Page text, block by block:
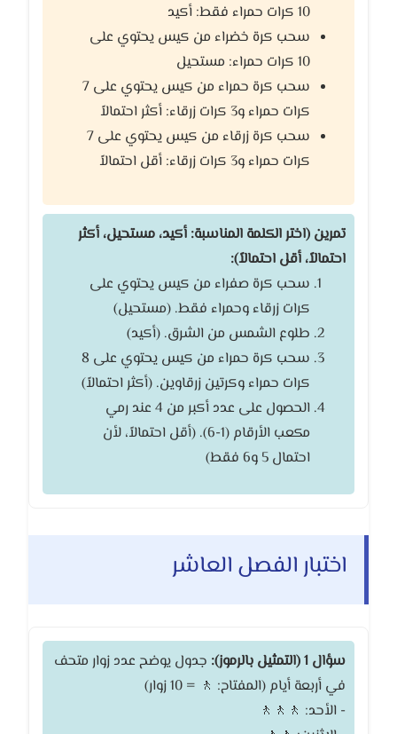
10 كرات حمراء فقط: أكيد
سحب كرة خضراء من كيس يحتوي على
10 كرات حمراء: مستحيل
سحب كرة حمراء من كيس يحتوي على 7
كرات حمراء و3 كرات زرقاء: أكثر احتمالاً
سحب كرة زرقاء من كيس يحتوي على 7
كرات حمراء و3 كرات زرقاء: أقل احتمالاً
تمرين (اختر الكلمة المناسبة: أكيد، مستحيل، أكثر
احتمالاً، أقل احتمالاً):
سحب كرة صفراء من كيس يحتوي على
كرات زرقاء وحمراء فقط. (مستحيل)
طلوع الشمس من الشرق. (أكيد)
سحب كرة حمراء من كيس يحتوي على 8
كرات حمراء وكرتين زرقاوين. (أكثر احتمالاً)
الحصول على عدد أكبر من 4 عند رمي
مكعب الأرقام (1-6). (أقل احتمالاً، لأن
احتمال 5 و6 فقط)
اختبار الفصل العاشر
سؤال 1 (التمثيل بالرموز):
جدول يوضح عدد زوار متحف
في أربعة أيام (المفتاح: 🚶 = 10 زوار)
- الأحد: 🚶🚶🚶